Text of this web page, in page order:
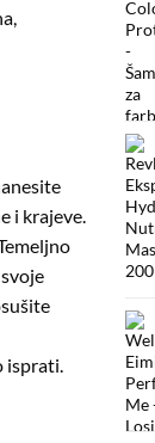
i krajeve.
isprati.
ml količina